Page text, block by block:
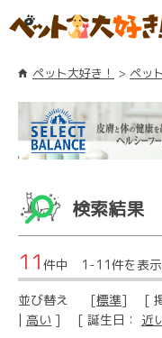
ペット大好き！ ペッ
検索結果
11 件中 1-11件を表示
並び替え [標準] [ 掲
| 高い ] [ 誕生日： 近